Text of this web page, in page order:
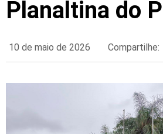
Planaltina do
10 de maio de 2026 Compartilhe: